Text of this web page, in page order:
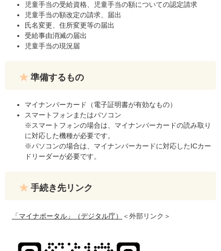
児童手当の受給資格、児童手当の額についての認定請求
児童手当の額改定の請求、届出
氏名変更、住所変更等の届出
受給事由消滅の届出
児童手当の現況届
準備するもの
マイナンバーカード（電子証明書が有効なもの）
スマートフォンまたはパソコン
※スマートフォンの場合は、マイナンバーカードの読み取り
に対応した機種が必要です。
※パソコンの場合は、マイナンバーカードに対応したICカー
ドリーダーが必要です。
手続き先リンク
「マイナポータル」（デジタル庁） ＜外部リンク＞